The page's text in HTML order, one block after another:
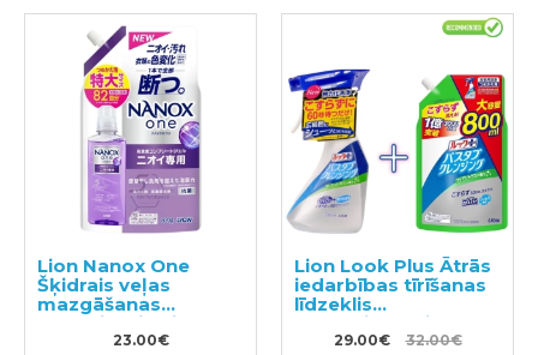
Lion Nanox One
Šķidrais veļas
mazgāšanas
līdzeklis, pildviela
23.00€
Lion Look Plus Ātrās
iedarbības tīrīšanas
līdzeklis
vannasistabai ar
citrusaugļu aromātu
29.00€ 32.00€